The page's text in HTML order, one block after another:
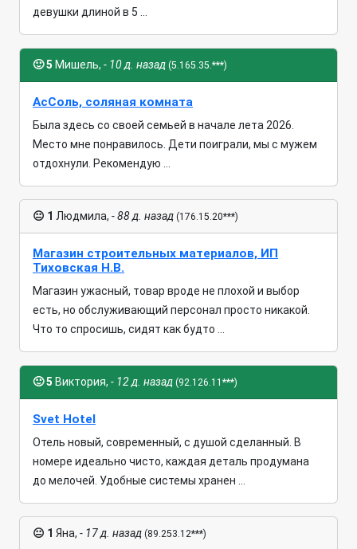
девушки длиной в 5 ...
🙂5 Мишель, - 10 д. назад (5.165.35.***)
АсСоль, соляная комната
Была здесь со своей семьей в начале лета 2026.
Место мне понравилось. Дети поиграли, мы с мужем
отдохнули. Рекомендую ...
😐 1 Людмила, - 88 д. назад (176.15.20***)
Магазин строительных материалов, ИП
Тиховская Н.В.
Магазин ужасный, товар вроде не плохой и выбор
есть, но обслуживающий персонал просто никакой.
Что то спросишь, сидят как будто ...
🙂5 Виктория, - 12 д. назад (92.126.11***)
Svet Hotel
Отель новый, современный, с душой сделанный. В
номере идеально чисто, каждая деталь продумана
до мелочей. Удобные системы хранен ...
😐 1 Яна, - 17 д. назад (89.253.12***)